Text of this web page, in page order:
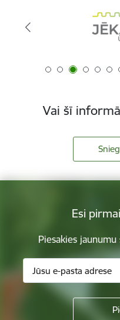
Vai šī
Esi
Piesakies jaunumu